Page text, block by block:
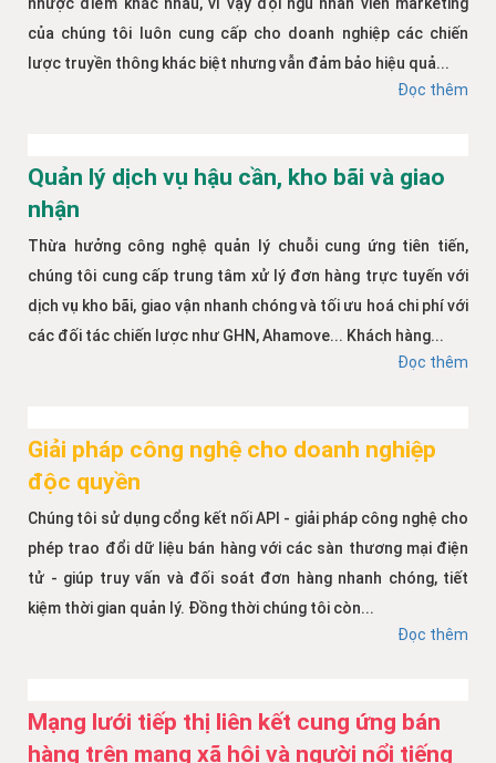
nhược điểm khác nhau, vì vậy đội ngũ nhân viên marketing
của chúng tôi luôn cung cấp cho doanh nghiệp các chiến
lược truyền thông khác biệt nhưng vẫn đảm bảo hiệu quả...
Đọc thêm
Quản lý dịch vụ hậu cần, kho bãi và giao
nhận
Thừa hưởng công nghệ quản lý chuỗi cung ứng tiên tiến,
chúng tôi cung cấp trung tâm xử lý đơn hàng trực tuyến với
dịch vụ kho bãi, giao vận nhanh chóng và tối ưu hoá chi phí với
các đối tác chiến lược như GHN, Ahamove... Khách hàng...
Đọc thêm
Giải pháp công nghệ cho doanh nghiệp
độc quyền
Chúng tôi sử dụng cổng kết nối API - giải pháp công nghệ cho
phép trao đổi dữ liệu bán hàng với các sàn thương mại điện
tử - giúp truy vấn và đối soát đơn hàng nhanh chóng, tiết
kiệm thời gian quản lý. Đồng thời chúng tôi còn...
Đọc thêm
Mạng lưới tiếp thị liên kết cung ứng bán
hàng trên mạng xã hội và người nổi tiếng